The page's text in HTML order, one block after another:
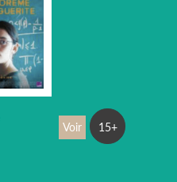
Voir 15+